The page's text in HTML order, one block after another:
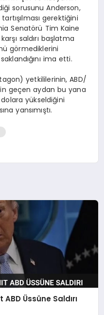
sorusunu Anderson,
gerektiğini
Senatörü Tim Kaine
saldırı başlatma
görmediklerini
ima etti.
yetkililerinin, ABD/
geçen aydan bu yana
yükseldiğini
yansımıştı.
Üssüne Saldırı